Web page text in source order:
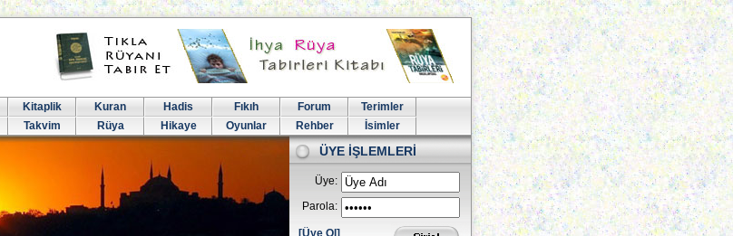
Kitaplik Kuran Hadis Fıkıh Forum
Terimler
Takvim Rüya Hikaye Oyunlar Rehber İsimler
ÜYE İŞLEMLERİ
Üye:
Parola:
[Üye Ol]